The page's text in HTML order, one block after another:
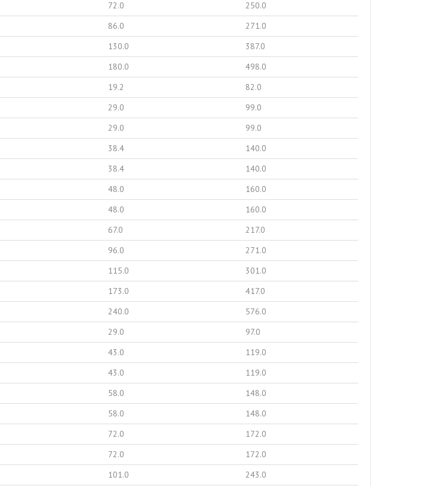
72.0
250.0
86.0
271.0
130.0
387.0
180.0
498.0
19.2
82.0
29.0
99.0
29.0
99.0
38.4
140.0
38.4
140.0
48.0
160.0
48.0
160.0
67.0
217.0
96.0
271.0
115.0
301.0
173.0
417.0
240.0
576.0
29.0
97.0
43.0
119.0
43.0
119.0
58.0
148.0
58.0
148.0
72.0
172.0
72.0
172.0
101.0 243.0